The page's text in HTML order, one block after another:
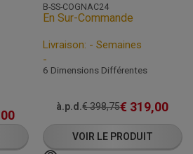
B-SS-COGNAC24
En Sur-Commande
Livraison: - Semaines
-
6 Dimensions Différentes
à.p.d.€398,75€ 319,00
VOIR LE PRODUIT